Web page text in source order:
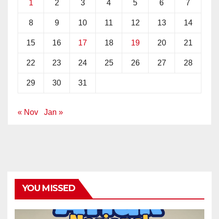
1 2 3 4 5 6 7
8 9 10 11 12 13 14
15 16 17 18 19 20 21
22 23 24 25 26 27 28
29 30 31
« Nov Jan »
YOU MISSED